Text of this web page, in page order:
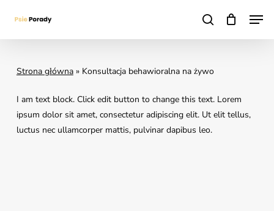
main
search
Strona główna» Konsultacja behawioralna na żywo
I am text block. Click edit button to change this text. Lorem
ipsum dolor sit amet, consectetur adipiscing elit. Ut elit tellus,
luctus nec ullamcorper mattis, pulvinar dapibus leo.